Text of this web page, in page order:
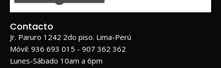
Contacto
Jr. Paruro 1242 2do piso. Lima-Perú
Móvil: 936 693 015 - 907 362 362
Lunes-Sábado 10am a 6pm